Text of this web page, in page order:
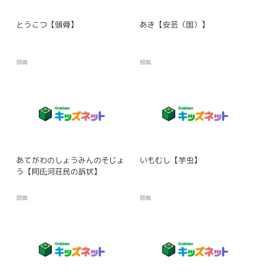
とうこつ【頭骨】
辞典
あき【安芸（国）】
辞典
あてがわのしょうみんのそじょ
う【阿氐河荘民の訴状】
辞典
いもむし【芋虫】
辞典